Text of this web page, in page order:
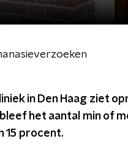
in Den Haag ziet
het aantal min of
15 procent.